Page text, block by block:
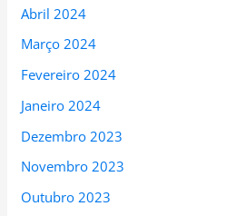
Abril 2024
Março 2024
Fevereiro 2024
Janeiro 2024
Dezembro 2023
Novembro 2023
Outubro 2023